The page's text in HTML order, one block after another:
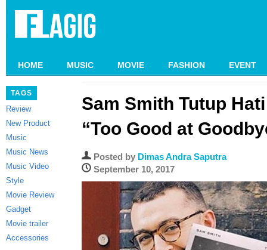
HOME MUSIC MOVIE FASHION EVENT
TAGS
Review
New Product
Music
Music News
Music Video
Style
Movie Review
Gadget
Movie trailer
Accessories
Sam Smith Tutup
“Too Good at
Posted by Dimas Andra Saputra
September 10, 2017